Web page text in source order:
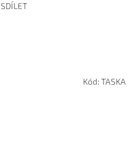
SDÍLET
Kód:TASKA